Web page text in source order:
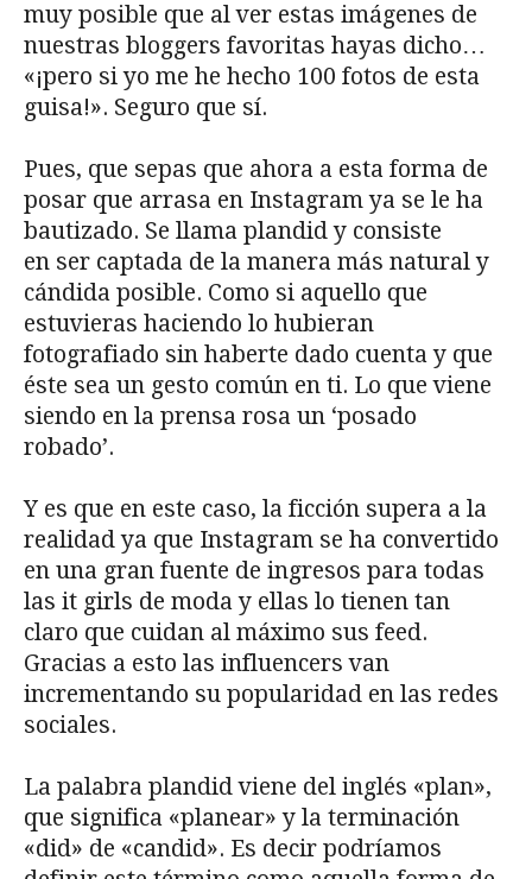
muy posible que al ver estas imágenes de
nuestras bloggers favoritas hayas dicho…
«¡pero si yo me he hecho 100 fotos de esta
guisa!». Seguro que sí.
Pues, que sepas que ahora a esta forma de
posar que arrasa en Instagram ya se le ha
bautizado. Se llama plandid y consiste
en ser captada de la manera más natural y
cándida posible. Como si aquello que
estuvieras haciendo lo hubieran
fotografiado sin haberte dado cuenta y que
éste sea un gesto común en ti. Lo que viene
siendo en la prensa rosa un ‘posado
robado’.
Y es que en este caso, la ficción supera a la
realidad ya que Instagram se ha convertido
en una gran fuente de ingresos para todas
las it girls de moda y ellas lo tienen tan
claro que cuidan al máximo sus feed.
Gracias a esto las influencers van
incrementando su popularidad en las redes
sociales.
La palabra plandid viene del inglés «plan»,
que significa «planear» y la terminación
«did» de «candid». Es decir podríamos